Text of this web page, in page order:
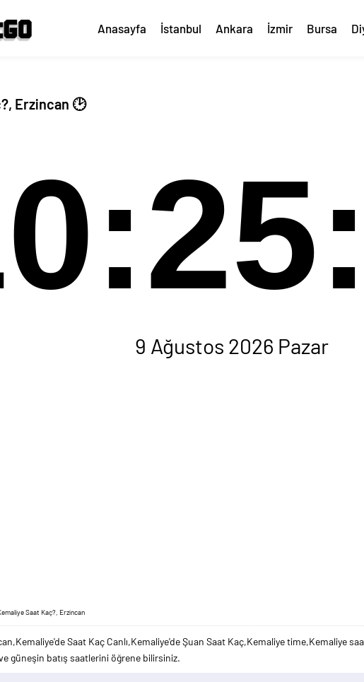
Anasayfa İstanbul Ankara İzmir Bursa
Erzincan 🕑
9 Ağustos 2026 Pazar
Saat Kaç?, Erzincan
Saat Kaç Canlı,Kemaliye'de Şuan Saat Kaç,Kemaliye time,Kemaliye
güneşin batış saatlerini öğrene bilirsiniz.